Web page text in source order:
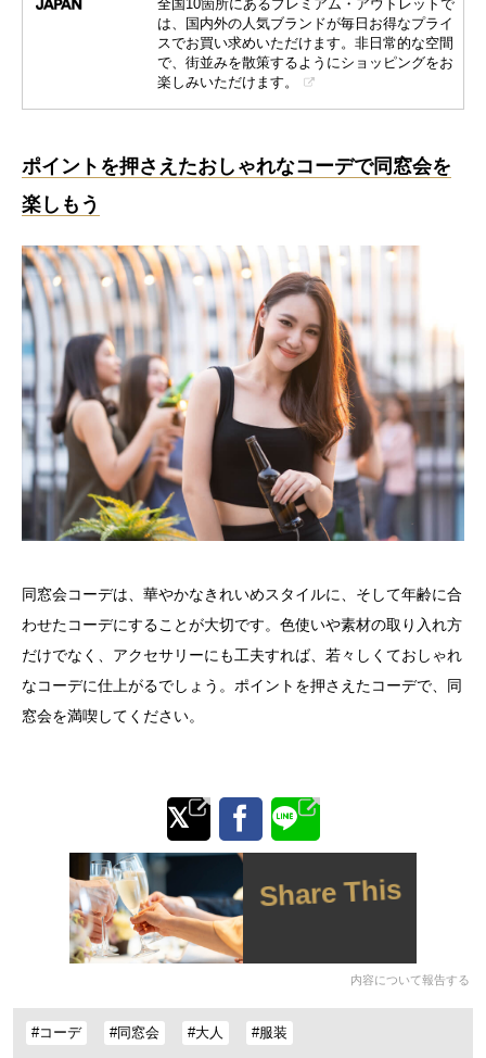
全国10箇所にあるプレミアム・アウトレットで
は、国内外の人気ブランドが毎日お得なプライ
スでお買い求めいただけます。非日常的な空間
で、街並みを散策するようにショッピングをお
楽しみいただけます。
ポイントを押さえたおしゃれなコーデで同窓会を
楽しもう
同窓会コーデは、華やかなきれいめスタイルに、そして年齢に合
わせたコーデにすることが大切です。色使いや素材の取り入れ方
だけでなく、アクセサリーにも工夫すれば、若々しくておしゃれ
なコーデに仕上がるでしょう。ポイントを押さえたコーデで、同
窓会を満喫してください。
Share This
内容について報告する
#コーデ #同窓会 #大人 #服装